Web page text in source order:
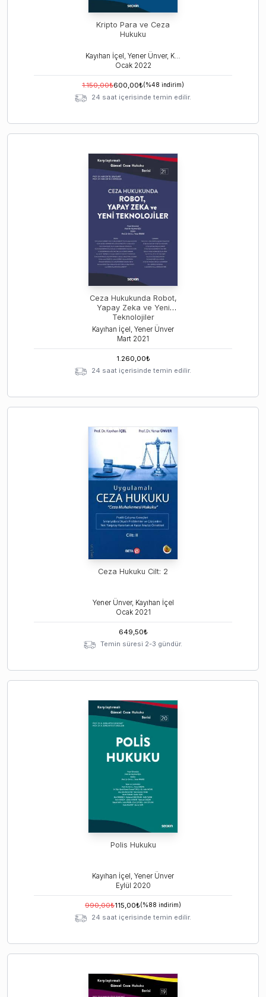
Kripto Para ve Ceza
Hukuku
Kayıhan İçel, Yener Ünver, Kerem Öz
Ocak 2022
1.150,00₺600,00₺(%48 indirim)
24 saat içerisinde temin edilir.
Ceza Hukukunda Robot,
Yapay Zeka ve Yeni
Teknolojiler
Kayıhan İçel, Yener Ünver
Mart 2021
1.260,00₺
24 saat içerisinde temin edilir.
Ceza Hukuku Cilt: 2
Yener Ünver, Kayıhan İçel
Ocak 2021
649,50₺
Temin süresi 2-3 gündür.
Polis Hukuku
Kayıhan İçel, Yener Ünver
Eylül 2020
990,00₺115,00₺(%88 indirim)
24 saat içerisinde temin edilir.